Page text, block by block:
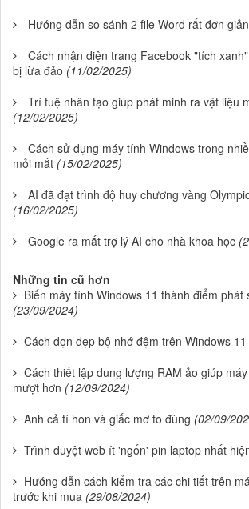
Hướng dẫn so sánh 2 file Word rất đơn giản
Cách nhận diện trang Facebook "tích
bị lừa đảo (11/02/2025)
Trí tuệ nhân tạo giúp phát minh ra vật liệu
(12/02/2025)
Cách sử dụng máy tính Windows trong
mỏi mắt (15/02/2025)
AI đã đạt trình độ huy chương vàng
(16/02/2025)
Google ra mắt trợ lý AI cho nhà khoa học
Những tin cũ hơn
Biến máy tính Windows 11 thành điểm phát
(23/09/2024)
Cách dọn dẹp bộ nhớ đệm trên Windows 11
Cách thiết lập dung lượng RAM ảo giúp
mượt hơn (12/09/2024)
Anh cả tí hon và giấc mơ to đùng (02/09/
Trình duyệt web ít 'ngốn' pin laptop nhất
Hướng dẫn cách kiểm tra các chi tiết trên
trước khi mua (29/08/2024)